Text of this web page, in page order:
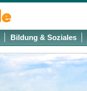
Bildung & Soziales